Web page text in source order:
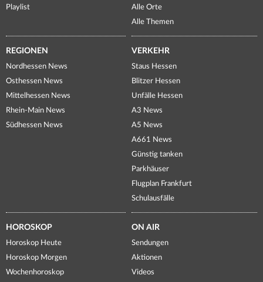
Playlist
Alle Orte
Alle Themen
REGIONEN
Nordhessen News
Osthessen News
Mittelhessen News
Rhein-Main News
Südhessen News
VERKEHR
Staus Hessen
Blitzer Hessen
Unfälle Hessen
A3 News
A5 News
A661 News
Günstig tanken
Parkhäuser
Flugplan Frankfurt
Schulausfälle
HOROSKOP
Horoskop Heute
Horoskop Morgen
Wochenhoroskop
ON AIR
Sendungen
Aktionen
Videos